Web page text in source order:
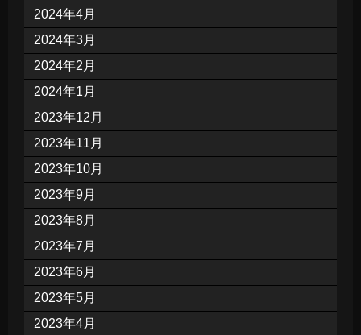
2024年4月
2024年3月
2024年2月
2024年1月
2023年12月
2023年11月
2023年10月
2023年9月
2023年8月
2023年7月
2023年6月
2023年5月
2023年4月